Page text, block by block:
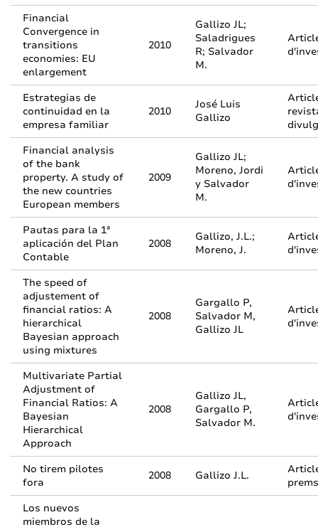
Financial
Convergence in
transitions
economies: EU
enlargement
2010
Gallizo JL;
Saladrigues
R; Salvador
M.
Estrategias de
continuidad en la
empresa familiar
2010
José Luis
Gallizo
Financial analysis
of the bank
property. A study of
the new countries
European members
2009
Gallizo JL;
Moreno, Jordi
y Salvador
M.
Pautas para la 1ª
aplicación del Plan
Contable
2008
Gallizo, J.L.;
Moreno, J.
The speed of
adjustement of
financial ratios: A
hierarchical
Bayesian approach
using mixtures
2008
Gargallo P,
Salvador M,
Gallizo JL
Multivariate Partial
Adjustment of
Financial Ratios: A
Bayesian
Hierarchical
Approach
2008
Gallizo JL,
Gargallo P,
Salvador M.
No tirem pilotes
fora
2008 Gallizo J.L.
Los nuevos
miembros de la